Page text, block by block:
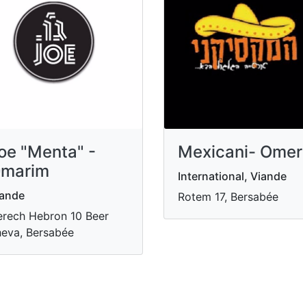
"Menta" -
Hebron 10 Beer
Bersabée
Mexicani- Omer
International, Viande
Rotem 17, Bersabée